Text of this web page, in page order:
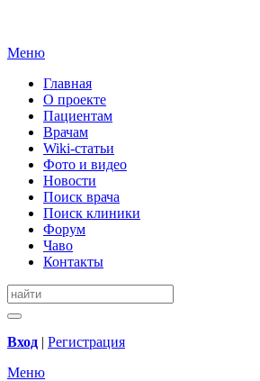
Меню
Главная
О проекте
Пациентам
Врачам
Wiki-статьи
Фото и видео
Новости
Поиск врача
Поиск клиники
Форум
Чаво
Контакты
Вход | Регистрация
Меню